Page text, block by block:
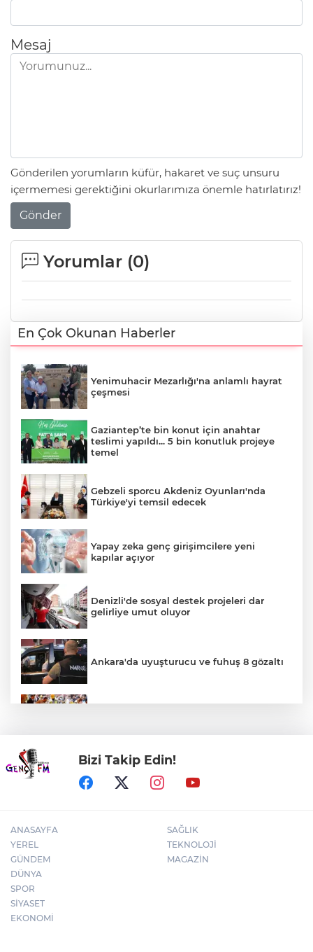
Mesaj
Gönderilen yorumların küfür, hakaret ve suç unsuru
içermemesi gerektiğini okurlarımıza önemle hatırlatırız!
Gönder
Yorumlar (0)
En Çok Okunan Haberler
Yenimuhacir Mezarlığı'na anlamlı hayrat
çeşmesi
Gaziantep’te bin konut için anahtar
teslimi yapıldı... 5 bin konutluk projeye
temel
Gebzeli sporcu Akdeniz Oyunları'nda
Türkiye'yi temsil edecek
Yapay zeka genç girişimcilere yeni
kapılar açıyor
Denizli'de sosyal destek projeleri dar
gelirliye umut oluyor
Ankara'da uyuşturucu ve fuhuş 8 gözaltı
Bizi Takip Edin!
ANASAYFA
YEREL
GÜNDEM
DÜNYA
SPOR
SİYASET
EKONOMİ
SAĞLIK
TEKNOLOJİ
MAGAZİN